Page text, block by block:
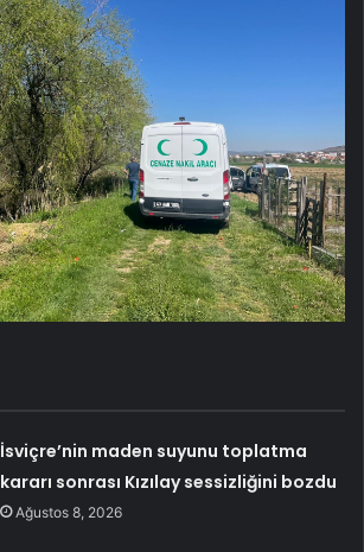
İsviçre’nin maden suyunu toplatma
kararı sonrası Kızılay sessizliğini bozdu
Ağustos 8, 2026